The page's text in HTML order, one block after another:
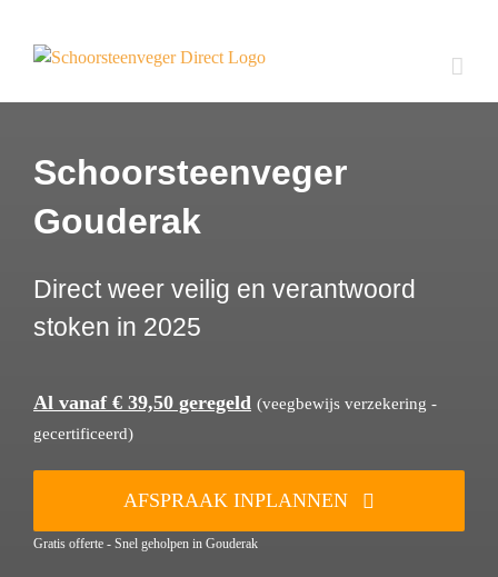
inhoud
Schoorsteenveger
Gouderak
Direct weer veilig en verantwoord
stoken in 2025
Al vanaf € 39,50 geregeld (veegbewijs verzekering -
gecertificeerd)
AFSPRAAK INPLANNEN
Gratis offerte - Snel geholpen in Gouderak